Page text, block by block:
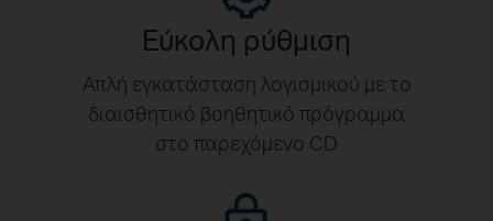
Εύκολη ρύθμιση
Απλή εγκατάσταση λογισμικού με το
διαισθητικό βοηθητικό πρόγραμμα
στο παρεχόμενο CD